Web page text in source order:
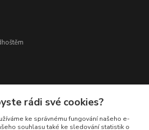
8-20 hod.
rádi své cookies?
ke správnému fungování našeho e-
souhlasu také ke sledování statistik o